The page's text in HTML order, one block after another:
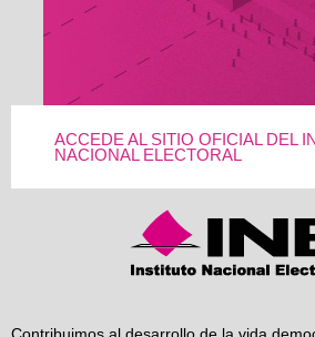
ACCEDE AL SITIO OFICIAL DEL
NACIONAL ELECTORAL